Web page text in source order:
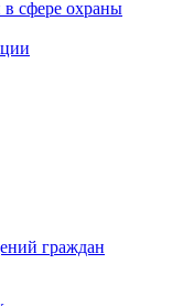
в сфере охраны
граждан